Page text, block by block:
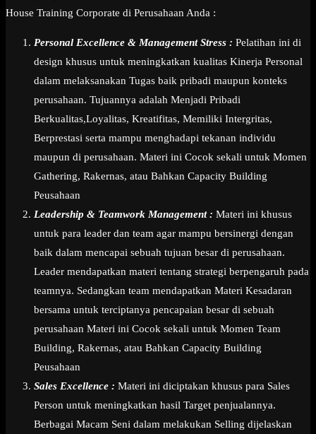
House Training Corporate di Perusahaan Anda :
Personal Excellence & Management Stress : Pelatihan ini di
design khusus untuk meningkatkan kualitas Kinerja Personal
dalam melaksanakan Tugas baik pribadi maupun konteks
perusahaan. Tujuannya adalah Menjadi Pribadi
Berkualitas,Loyalitas, Kreatifitas, Memiliki Intergritas,
Berprestasi serta mampu menghadapi tekanan individu
maupun di perusahaan. Materi ini Cocok sekali untuk Momen
Gathering, Rakernas, atau Bahkan Capacity Building
Peusahaan
Leadership & Teamwork Management : Materi ini khusus
untuk para leader dan team agar mampu bersinergi dengan
baik dalam mencapai sebuah tujuan besar di perusahaan.
Leader mendapatkan materi tentang strategi berpengaruh pada
teamnya. Sedangkan team mendapatkan Materi Kesadaran
bersama untuk terciptanya pencapaian besar di sebuah
perusahaan Materi ini Cocok sekali untuk Momen Team
Building, Rakernas, atau Bahkan Capacity Building
Peusahaan
Sales Excellence : Materi ini diciptakan khusus para Sales
Person untuk meningkatkan hasil Target penjualannya.
Berbagai Macam Seni dalam melakukan Selling dijelaskan